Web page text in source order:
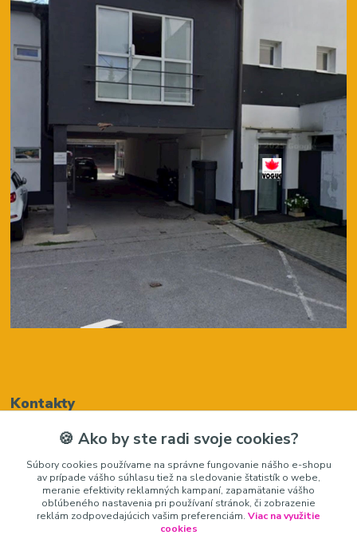
Kontakty
+421948050205
(Po-Pia, 8-16 hod.)
zariadeniedosalonu@gmail.com
🍪 Ako by ste radi svoje cookies?
Súbory cookies používame na správne fungovanie nášho e-shopu
av prípade vášho súhlasu tiež na sledovanie štatistík o webe,
meranie efektivity reklamných kampaní, zapamätanie vášho
obľúbeného nastavenia pri používaní stránok, či zobrazenie
reklám zodpovedajúcich vašim preferenciám. Viac na využitie
cookies